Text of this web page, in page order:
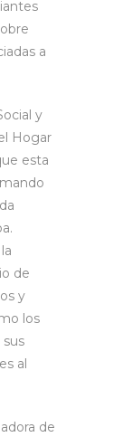
a
y
Hogar
esta
de
y
los
al
de